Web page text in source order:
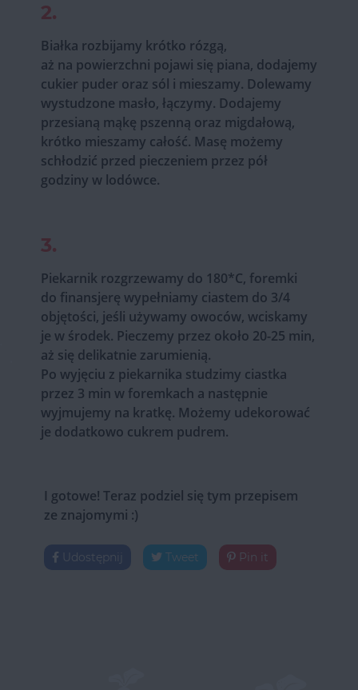
2.
Białka rozbijamy krótko rózgą,
aż na powierzchni pojawi się piana, dodajemy
cukier puder oraz sól i mieszamy. Dolewamy
wystudzone masło, łączymy. Dodajemy
przesianą mąkę pszenną oraz migdałową,
krótko mieszamy całość. Masę możemy
schłodzić przed pieczeniem przez pół
godziny w lodówce.
3.
Piekarnik rozgrzewamy do 180*C, foremki
do finansjerę wypełniamy ciastem do 3/4
objętości, jeśli używamy owoców, wciskamy
je w środek. Pieczemy przez około 20-25 min,
aż się delikatnie zarumienią.
Po wyjęciu z piekarnika studzimy ciastka
przez 3 min w foremkach a następnie
wyjmujemy na kratkę. Możemy udekorować
je dodatkowo cukrem pudrem.
I gotowe! Teraz podziel się tym przepisem
ze znajomymi :)
Udostępnij Tweet Pin it